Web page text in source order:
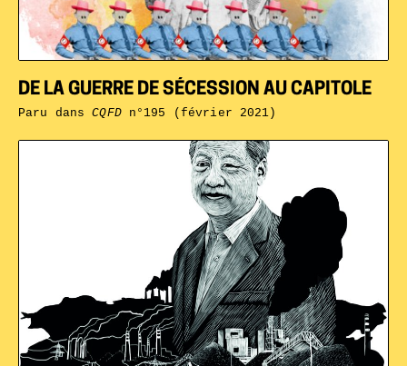
DE LA GUERRE DE SÉCESSION AU CAPITOLE
Paru dansCQFDn°195 (février 2021)